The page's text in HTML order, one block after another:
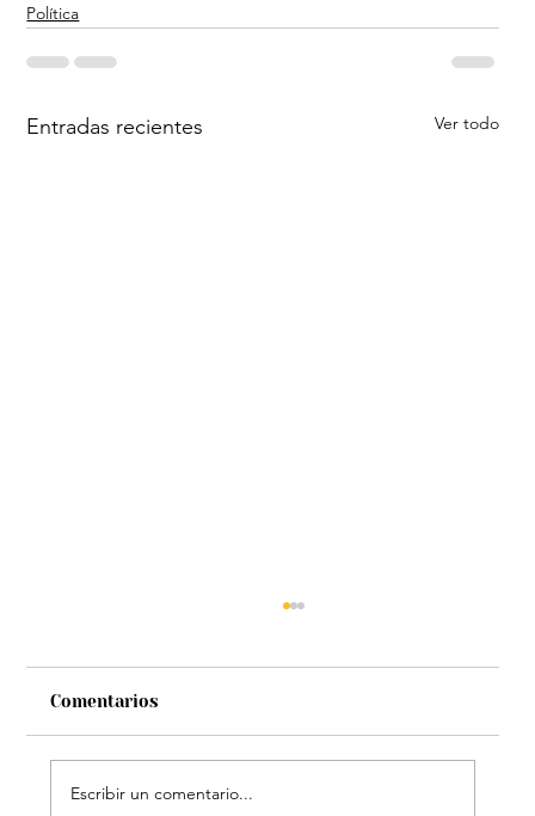
Política
Entradas recientes Ver todo
Comentarios
Escribir un comentario...